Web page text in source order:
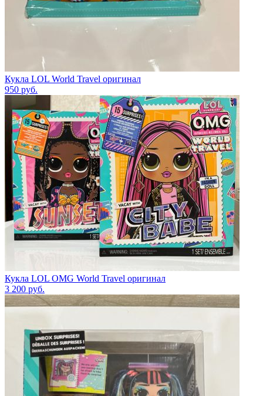
Кукла LOL World Travel оригинал
950 руб.
Кукла LOL OMG World Travel оригинал
3 200 руб.